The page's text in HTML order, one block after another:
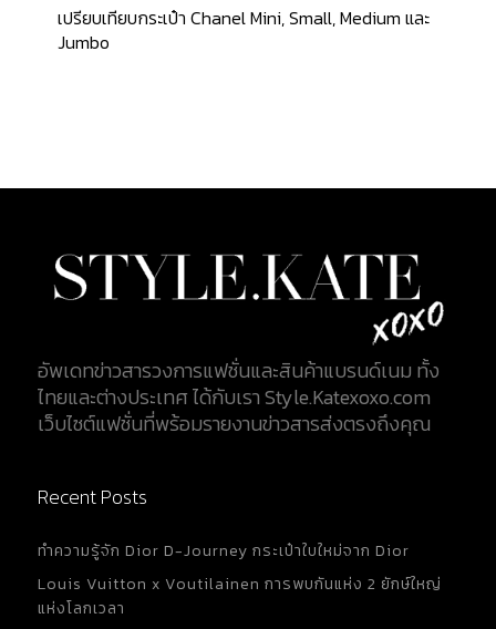
เปรียบเทียบกระเป๋า Chanel Mini, Small, Medium และ
Jumbo
อัพเดทข่าวสารวงการแฟชั่นและสินค้าแบรนด์เนม ทั้ง
ไทยและต่างประเทศ ได้กับเรา Style.Katexoxo.com
เว็บไซต์แฟชั่นที่พร้อมรายงานข่าวสารส่งตรงถึงคุณ
Recent Posts
ทำความรู้จัก Dior D-Journey กระเป๋าใบใหม่จาก Dior
Louis Vuitton x Voutilainen การพบกันแห่ง 2 ยักษ์ใหญ่
แห่งโลกเวลา